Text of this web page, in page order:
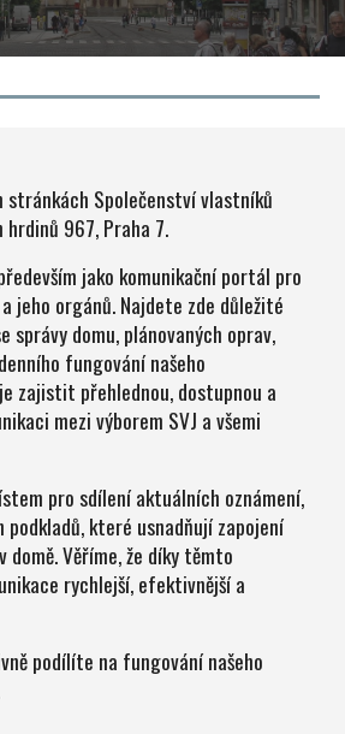
Společenství vlastníků
967, Praha 7.
jako komunikační portál pro
jeho orgánů. Najdete zde důležité
domu, plánovaných oprav,
fungování našeho
zajistit přehlednou, dostupnou a
mezi výborem SVJ a všemi
pro sdílení aktuálních oznámení,
podkladů, které usnadňují zapojení
domě. Věříme, že díky těmto
rychlejší, efektivnější a
podílíte na fungování našeho